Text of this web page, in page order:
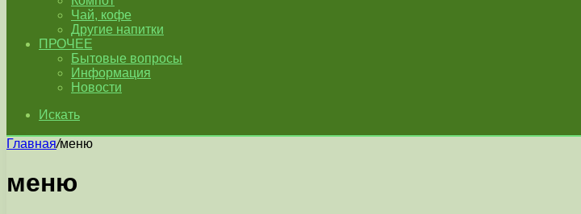
Чай, кофе
Другие напитки
ПРОЧЕЕ
Бытовые вопросы
Информация
Новости
Искать
Главная/меню
меню